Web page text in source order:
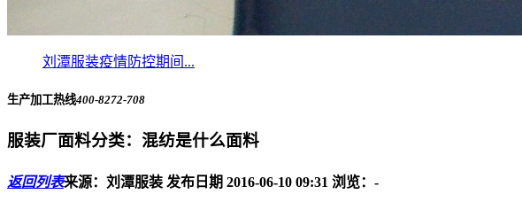
刘潭服装疫情防控期间...
生产加工热线400-8272-708
服装厂面料分类：混纺是什么面料
返回列表来源：刘潭服装 发布日期 2016-06-10 09:31 浏览： -